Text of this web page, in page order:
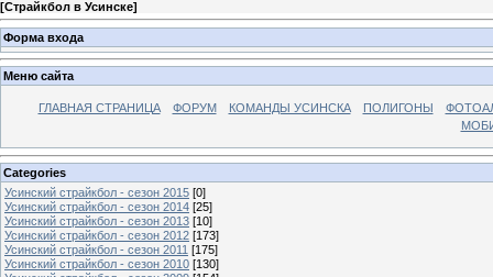
[Страйкбол в Усинске]
Форма входа
Меню сайта
ГЛАВНАЯ СТРАНИЦА ФОРУМ КОМАНДЫ УСИНСКА ПОЛИГОНЫ
Categories
Усинский страйкбол - сезон 2015 [0]
Усинский страйкбол - сезон 2014 [25]
Усинский страйкбол - сезон 2013 [10]
Усинский страйкбол - сезон 2012 [173]
Усинский страйкбол - сезон 2011 [175]
Усинский страйкбол - сезон 2010 [130]